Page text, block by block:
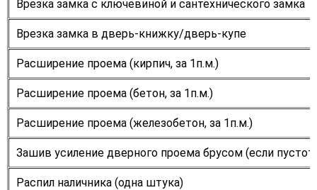
Врезка замка с ключевиной и сантехнического замка
Врезка замка в дверь-книжку/дверь-купе
Расширение проема (кирпич, за 1п.м.)
Расширение проема (бетон, за 1п.м.)
Расширение проема (железобетон, за 1п.м.)
Зашив усиление дверного проема брусом (если
Распил наличника (одна штука)